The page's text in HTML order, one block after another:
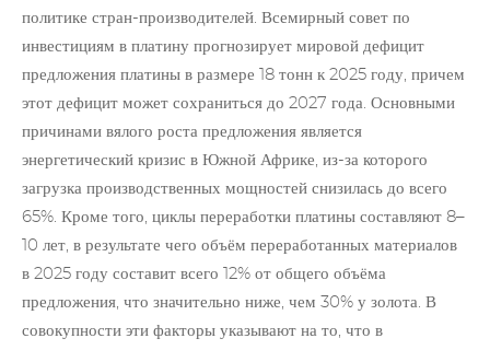
политике стран-производителей. Всемирный совет по
инвестициям в платину прогнозирует мировой дефицит
предложения платины в размере 18 тонн к 2025 году, причем
этот дефицит может сохраниться до 2027 года. Основными
причинами вялого роста предложения является
энергетический кризис в Южной Африке, из-за которого
загрузка производственных мощностей снизилась до всего
65%. Кроме того, циклы переработки платины составляют 8–
10 лет, в результате чего объём переработанных материалов
в 2025 году составит всего 12% от общего объёма
предложения, что значительно ниже, чем 30% у золота. В
совокупности эти факторы указывают на то, что в